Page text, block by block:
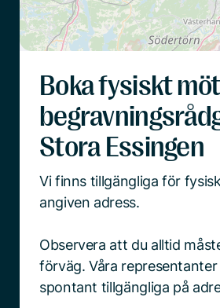
Boka fysiskt
Stora Essingen
Vi finns tillgängliga för
angiven adress.
Observera att du alltid
förväg. Våra representanter
spontant tillgängliga på